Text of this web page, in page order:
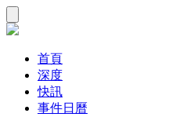
首頁
深度
快訊
事件日曆